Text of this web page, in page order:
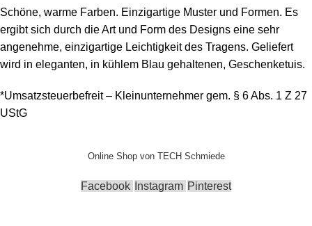
Schöne, warme Farben. Einzigartige Muster und Formen. Es
ergibt sich durch die Art und Form des Designs eine sehr
angenehme, einzigartige Leichtigkeit des Tragens. Geliefert
wird in eleganten, in kühlem Blau gehaltenen, Geschenketuis.
*Umsatzsteuerbefreit – Kleinunternehmer gem. § 6 Abs. 1 Z 27
UStG
Online Shop von TECH Schmiede
Facebook Instagram Pinterest